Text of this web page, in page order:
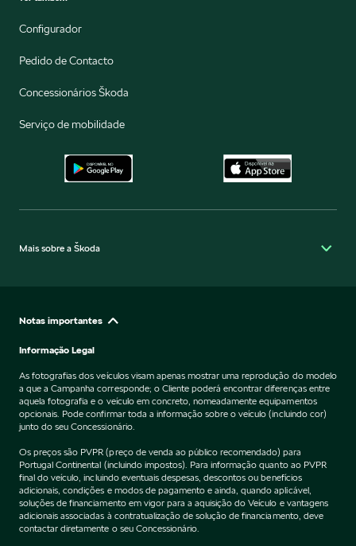
Configurador
Pedido de Contacto
Concessionários Škoda
Serviço de mobilidade
Mais sobre a Škoda
Notas importantes
Informação Legal
As fotografias dos veículos visam apenas mostrar uma reprodução do modelo
a que a Campanha corresponde; o Cliente poderá encontrar diferenças entre
aquela fotografia e o veículo em concreto, nomeadamente equipamentos
opcionais. Pode confirmar toda a informação sobre o veículo (incluindo cor)
junto do seu Concessionário.
Os preços são PVPR (preço de venda ao público recomendado) para
Portugal Continental (incluindo impostos). Para informação quanto ao PVPR
final do veículo, incluindo eventuais despesas, descontos ou benefícios
adicionais, condições e modos de pagamento e ainda, quando aplicável,
soluções de financiamento em vigor para a aquisição do Veículo e vantagens
adicionais associadas à contratualização de solução de financiamento, deve
contactar diretamente o seu Concessionário.